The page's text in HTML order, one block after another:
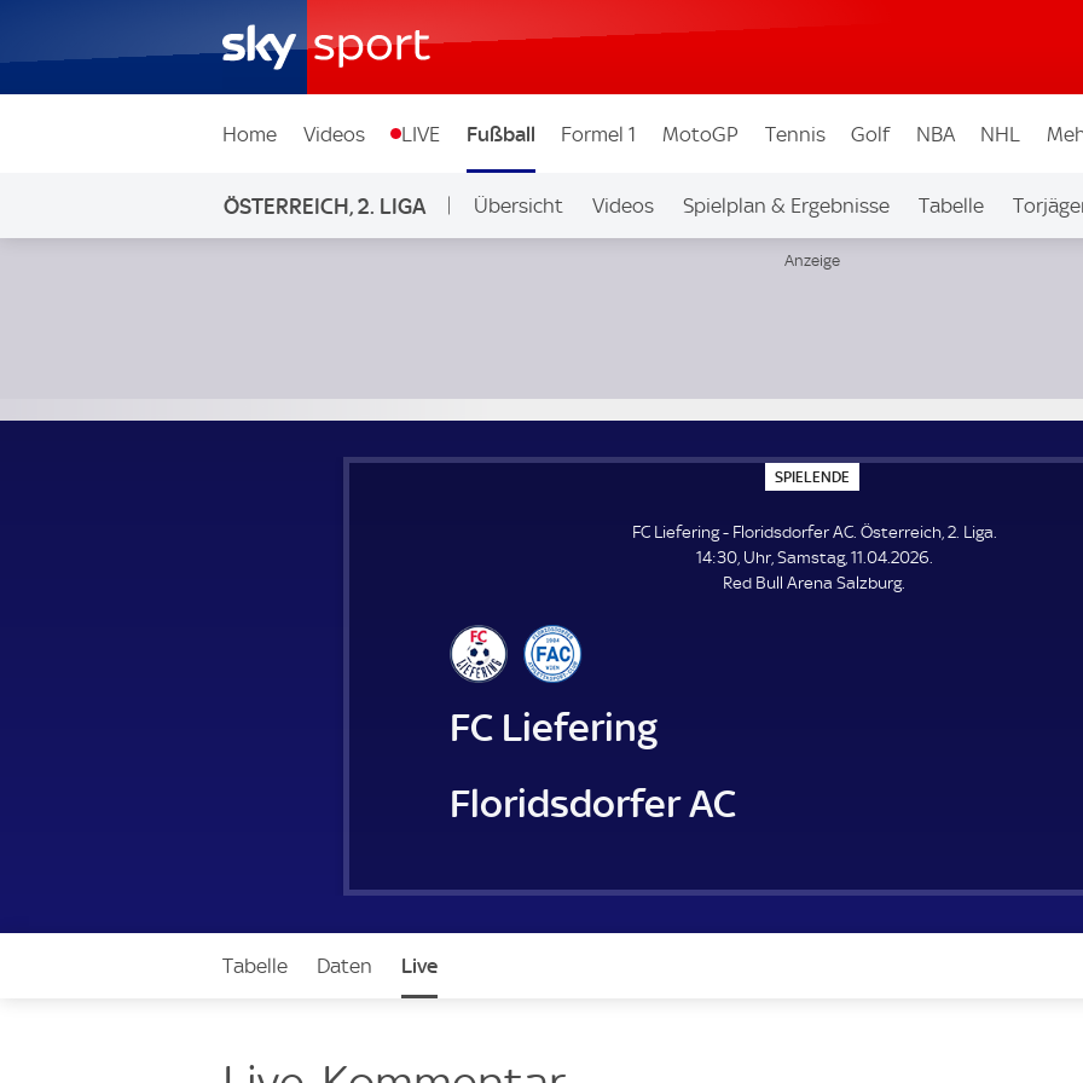
Home Videos LIVE Fußball Formel 1 MotoGP Tennis Golf NBA NHL
ÖSTERREICH, 2. LIGA Übersicht Videos Spielplan & Ergebnisse Tabelle
SPIELENDE
P
E
L
E
N
FC Liefering - Floridsdorfer AC. Österreich, 2. Liga.
14:30, Uhr, Samstag, 11.04.2026.
Red Bull Arena Salzburg.
FC Liefering
Floridsdorfer AC
Tabelle Daten Live